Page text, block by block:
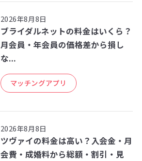
2026年8月8日
ブライダルネットの料金はいくら？
月会員・年会員の価格差から損し
な...
マッチングアプリ
2026年8月8日
ツヴァイの料金は高い？入会金・月
会費・成婚料から総額・割引・見